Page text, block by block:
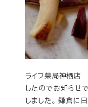
ライフ薬局神栖店
したのでお知らせ
しました。 鎌倉に